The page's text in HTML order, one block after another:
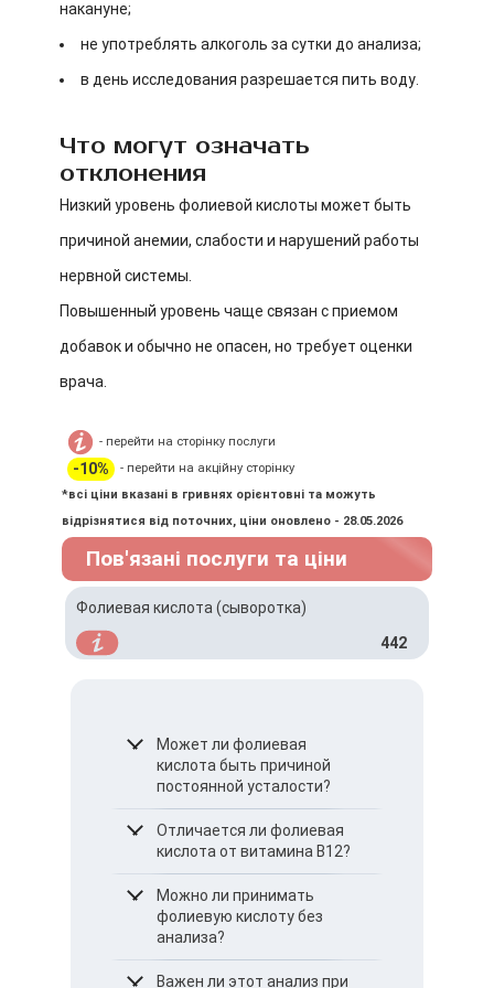
накануне;
не употреблять алкоголь за сутки до анализа;
в день исследования разрешается пить воду.
Что могут означать
отклонения
Низкий уровень фолиевой кислоты может быть
причиной анемии, слабости и нарушений работы
нервной системы.
Повышенный уровень чаще связан с приемом
добавок и обычно не опасен, но требует оценки
врача.
- перейти на сторінку послуги
-10%
- перейти на акційну сторінку
*всі ціни вказані в гривнях орієнтовні та можуть
відрізнятися від поточних, ціни оновлено - 28.05.2026
Пов'язані послуги та ціни
Фолиевая кислота (сыворотка)
442
Может ли фолиевая
кислота быть причиной
постоянной усталости?
Да, ее дефицит может
вызвать слабость и
быструю утомляемость
даже без выраженной
анемии.
Отличается ли фолиевая
кислота от витамина B12?
Да, это разные витамины,
но их дефицит может
давать схожие симптомы.
Можно ли принимать
фолиевую кислоту без
анализа?
Лучше сначала проверить
Важен ли этот анализ при